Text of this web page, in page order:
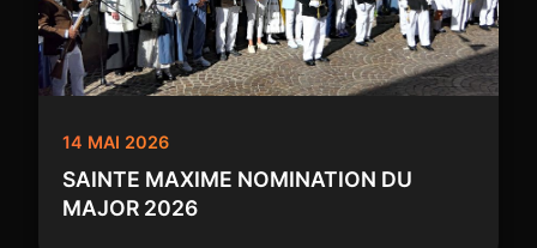
14 MAI 2026
SAINTE MAXIME NOMINATION DU
MAJOR 2026